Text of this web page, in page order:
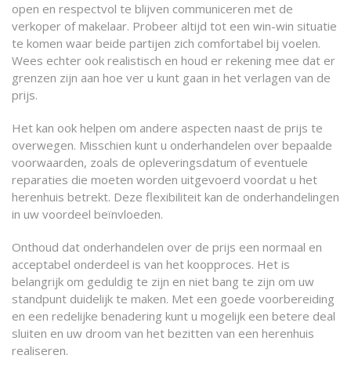
open en respectvol te blijven communiceren met de
verkoper of makelaar. Probeer altijd tot een win-win situatie
te komen waar beide partijen zich comfortabel bij voelen.
Wees echter ook realistisch en houd er rekening mee dat er
grenzen zijn aan hoe ver u kunt gaan in het verlagen van de
prijs.
Het kan ook helpen om andere aspecten naast de prijs te
overwegen. Misschien kunt u onderhandelen over bepaalde
voorwaarden, zoals de opleveringsdatum of eventuele
reparaties die moeten worden uitgevoerd voordat u het
herenhuis betrekt. Deze flexibiliteit kan de onderhandelingen
in uw voordeel beïnvloeden.
Onthoud dat onderhandelen over de prijs een normaal en
acceptabel onderdeel is van het koopproces. Het is
belangrijk om geduldig te zijn en niet bang te zijn om uw
standpunt duidelijk te maken. Met een goede voorbereiding
en een redelijke benadering kunt u mogelijk een betere deal
sluiten en uw droom van het bezitten van een herenhuis
realiseren.